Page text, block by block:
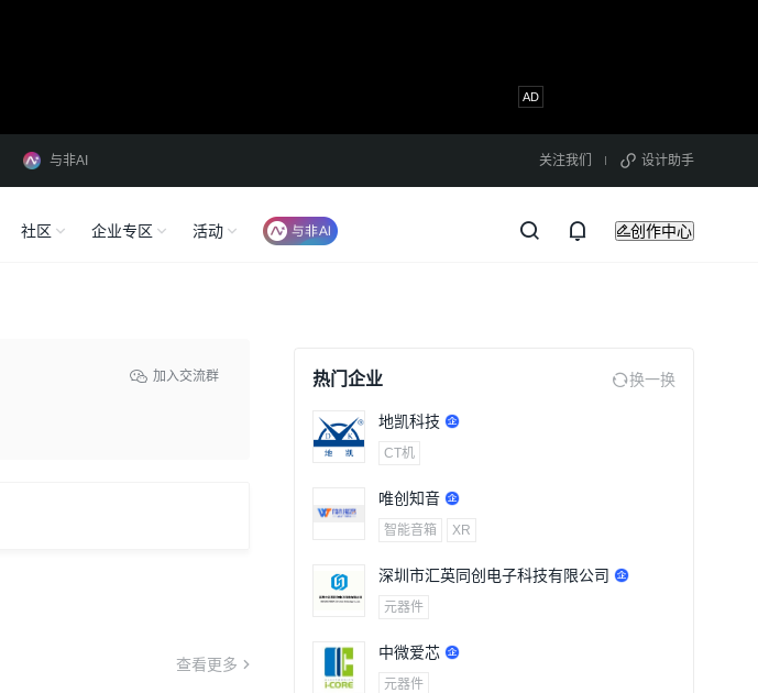
与非AI 关注我们 设计助手
社区 企业专区 活动 创作中心
加入交流群
查看更多
热门企业 换一换
地凯科技
CT机
唯创知音
智能音箱 XR
深圳市汇英同创电子科技有限公司
元器件
中微爱芯
元器件